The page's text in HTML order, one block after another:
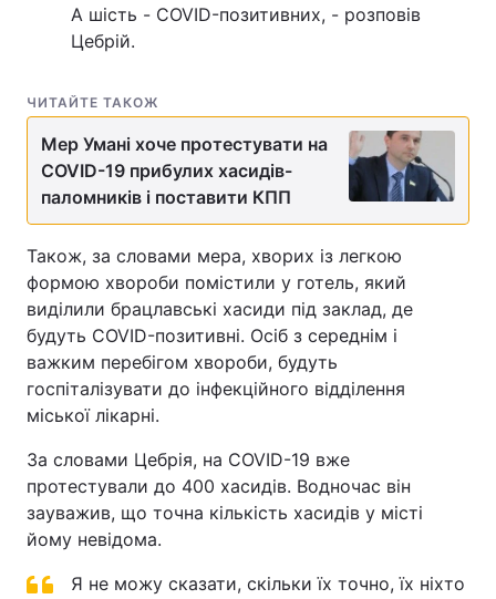
А шість - COVID-позитивних, - розповів
Цебрій.
ЧИТАЙТЕ ТАКОЖ
Мер Умані хоче протестувати на
COVID-19 прибулих хасидів-
паломників і поставити КПП
Також, за словами мера, хворих із легкою
формою хвороби помістили у готель, який
виділили брацлавські хасиди під заклад, де
будуть COVID-позитивні. Осіб з середнім і
важким перебігом хвороби, будуть
госпіталізувати до інфекційного відділення
міської лікарні.
За словами Цебрія, на COVID-19 вже
протестували до 400 хасидів. Водночас він
зауважив, що точна кількість хасидів у місті
йому невідома.
Я не можу сказати, скільки їх точно, їх ніхто